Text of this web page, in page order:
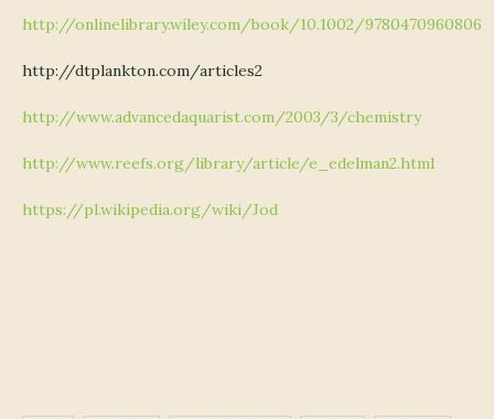
http://onlinelibrary.wiley.com/book/10.1002/9780470960806
http://dtplankton.com/articles2
http://www.advancedaquarist.com/2003/3/chemistry
http://www.reefs.org/library/article/e_edelman2.html
https://pl.wikipedia.org/wiki/Jod